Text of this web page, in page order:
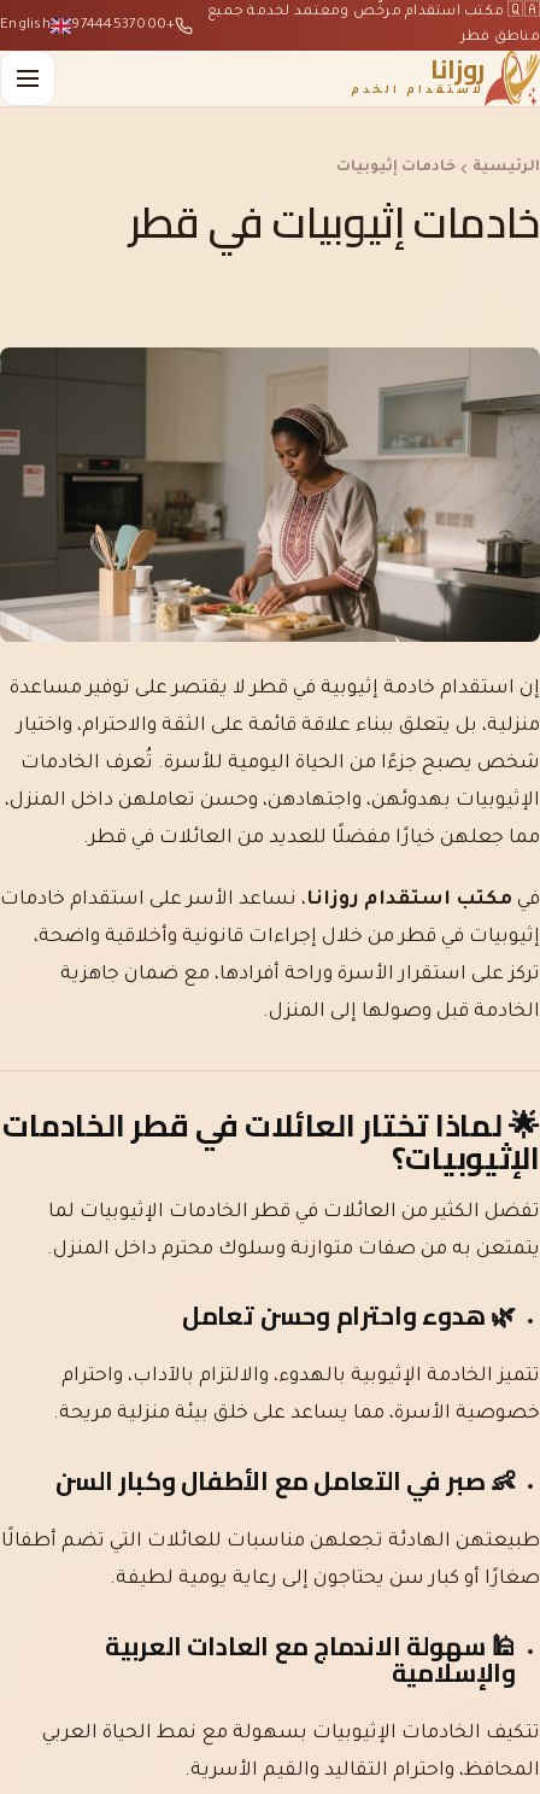
🇶🇦 مكتب استقدام مرخّص ومعتمد لخدمة جميع
مناطق قطر
+97444537000
English
روزانا
لاستقدام الخدم
الرئيسية خادمات إثيوبيات
خادمات إثيوبيات في قطر
إن استقدام خادمة إثيوبية في قطر لا يقتصر على توفير مساعدة
منزلية، بل يتعلق ببناء علاقة قائمة على الثقة والاحترام، واختيار
شخص يصبح جزءًا من الحياة اليومية للأسرة. تُعرف الخادمات
الإثيوبيات بهدوئهن، واجتهادهن، وحسن تعاملهن داخل المنزل،
مما جعلهن خيارًا مفضلًا للعديد من العائلات في قطر.
في مكتب استقدام روزانا، نساعد الأسر على استقدام خادمات
إثيوبيات في قطر من خلال إجراءات قانونية وأخلاقية واضحة،
تركز على استقرار الأسرة وراحة أفرادها، مع ضمان جاهزية
الخادمة قبل وصولها إلى المنزل.
🌟لماذا تختار العائلات في قطر الخادمات
الإثيوبيات؟
تفضل الكثير من العائلات في قطر الخادمات الإثيوبيات لما
يتمتعن به من صفات متوازنة وسلوك محترم داخل المنزل.
🌿هدوء واحترام وحسن تعامل
تتميز الخادمة الإثيوبية بالهدوء، والالتزام بالآداب، واحترام
خصوصية الأسرة، مما يساعد على خلق بيئة منزلية مريحة.
👶صبر في التعامل مع الأطفال وكبار السن
طبيعتهن الهادئة تجعلهن مناسبات للعائلات التي تضم أطفالًا
صغارًا أو كبار سن يحتاجون إلى رعاية يومية لطيفة.
🕌سهولة الاندماج مع العادات العربية
والإسلامية
تتكيف الخادمات الإثيوبيات بسهولة مع نمط الحياة العربي
المحافظ، واحترام التقاليد والقيم الأسرية.